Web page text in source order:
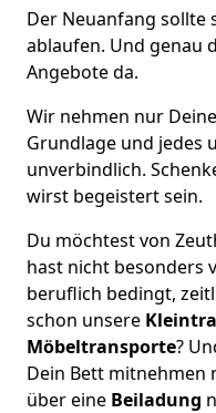
Der Neuanfang sollte
ablaufen. Und genau
Angebote da.
Wir nehmen nur
Grundlage und jedes
unverbindlich.
wirst begeistert sein.
Du möchtest von
hast nicht besonders
beruflich bedingt,
schon unsere
Möbeltransporte?
Dein Bett mitnehmen
über eine Beiladung